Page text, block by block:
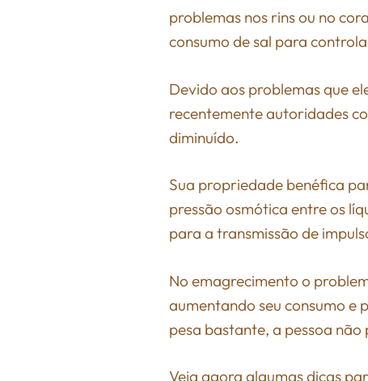
problemas nos rins ou no
consumo de sal para
Devido aos problemas que
recentemente autoridades
diminuído.
Sua propriedade benéfica
pressão osmótica entre os
para a transmissão de
No emagrecimento o
aumentando seu consumo e
pesa bastante, a pessoa
Veja agora algumas dicas